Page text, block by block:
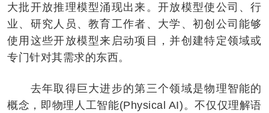
大批开放推理模型涌现出来。开放模型使公司、行
业、研究人员、教育工作者、大学、初创公司能够
使用这些开放模型来启动项目，并创建特定领域或
专门针对其需求的东西。
去年取得巨大进步的第三个领域是物理智能的
概念，即物理人工智能(Physical AI)。不仅仅理解语